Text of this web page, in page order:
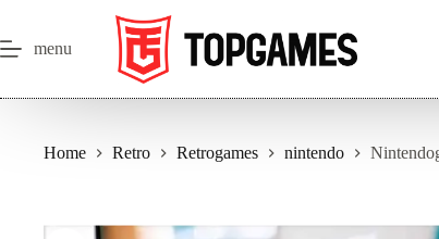
contenuto
menu
Home Retro Retrogames nintendo